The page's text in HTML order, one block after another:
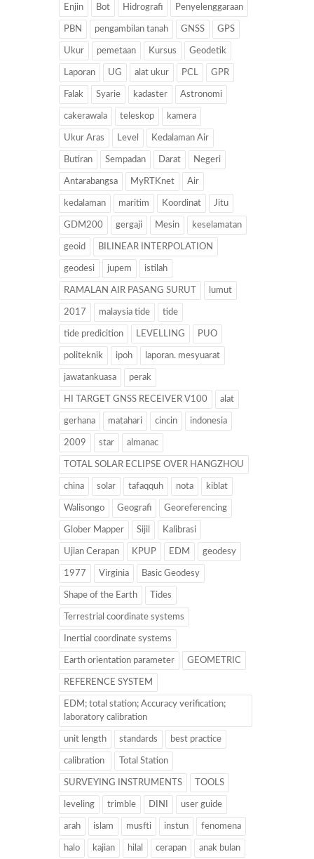
Enjin Bot Hidrografi Penyelenggaraan
PBN pengambilan tanah GNSS GPS
Ukur pemetaan Kursus Geodetik
Laporan UG alat ukur PCL GPR
Falak Syarie kadaster Astronomi
cakerawala teleskop kamera
Ukur Aras Level Kedalaman Air
Butiran Sempadan Darat Negeri
Antarabangsa MyRTKnet Air
kedalaman maritim Koordinat Jitu
GDM200 gergaji Mesin keselamatan
geoid BILINEAR INTERPOLATION
geodesi jupem istilah
RAMALAN AIR PASANG SURUT lumut
2017 malaysia tide tide
tide predicition LEVELLING PUO
politeknik ipoh laporan. mesyuarat
jawatankuasa perak
HI TARGET GNSS RECEIVER V100 alat
gerhana matahari cincin indonesia
2009 star almanac
TOTAL SOLAR ECLIPSE OVER HANGZHOU
china solar tafaqquh nota kiblat
Walisongo Geografi Georeferencing
Glober Mapper Sijil Kalibrasi
Ujian Cerapan KPUP EDM geodesy
1977 Virginia Basic Geodesy
Shape of the Earth Tides
Terrestrial coordinate systems
Inertial coordinate systems
Earth orientation parameter GEOMETRIC
REFERENCE SYSTEM
EDM; total station; Accuracy verification;
laboratory calibration
unit length standards best practice
calibration Total Station
SURVEYING INSTRUMENTS TOOLS
leveling trimble DINI user guide
arah islam musfti instun fenomena
halo kajian hilal cerapan anak bulan